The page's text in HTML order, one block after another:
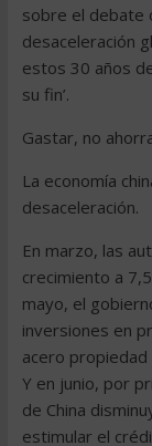
sobre el debate
desaceleración
estos 30 años
su fin’.
Gastar, no
La economía
desaceleración.
En marzo, las
crecimiento a
mayo, el
inversiones en
acero propiedad
Y en junio, por
de China
estimular el